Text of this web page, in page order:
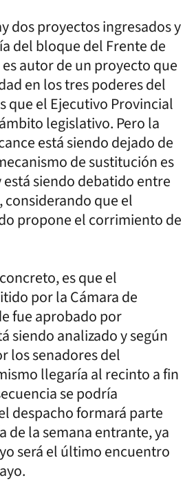
dos proyectos ingresados y
del bloque del Frente de
autor de un proyecto que
en los tres poderes del
que el Ejecutivo Provincial
legislativo. Pero la
está siendo dejado de
de sustitución es
siendo debatido entre
considerando que el
propone el corrimiento de
es que el
por la Cámara de
fue aprobado por
siendo analizado y según
los senadores del
llegaría al recinto a fin
se podría
despacho formará parte
de la semana entrante, ya
será el último encuentro